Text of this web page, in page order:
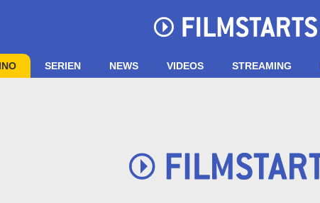
SERIEN NEWS VIDEOS STREAMING